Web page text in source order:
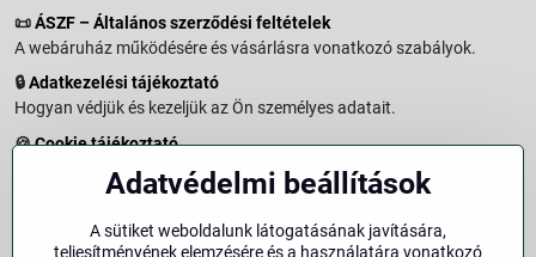
📜ÁSZF – Általános szerződési feltételek
A webáruház működésére és vásárlásra vonatkozó szabályok.
🔒Adatkezelési tájékoztató
Hogyan védjük és kezeljük az Ön személyes adatait.
🍪Cookie tájékoztató
A weboldalon használt sütikről és adatkezelésről.
Vásárlástól való elállás menete és feltételei.
Adatvédelmi beállítások
A sütiket weboldalunk látogatásának javítására,
teljesítményének elemzésére és a használatára vonatkozó